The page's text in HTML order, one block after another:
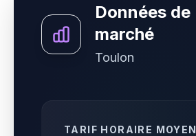
Données de
marché
Toulon
TARIF HORAIRE MOYEN